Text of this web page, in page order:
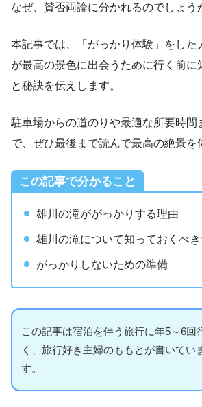
なぜ、賛否両論に分かれるのでしょう
本記事では、「がっかり体験」をした
が最高の景色に出会うために行く前に
と秘訣を伝えします。
駐車場からの道のりや最適な所要時間
で、ぜひ最後まで読んで最高の絶景を
この記事で分かること
雄川の滝ががっかりする理由
雄川の滝について知っておくべき
がっかりしないための準備
この記事は宿泊を伴う旅行に年5～6回
く、旅行好き主婦のももとが書いてい
す。